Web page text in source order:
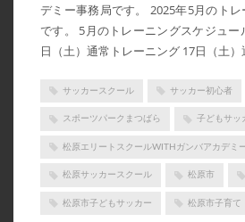
デミー事務局です。 2025年5月のト
です。 5月のトレーニングスケジュー
日（土）通常トレーニング 17日（土）
サッカースクール サッカー初心者
スポーツパークまつばら 子どもサッ
松原エリートスクールWITHガンバアカデミ
松原サッカースクール 松原市
松原市子どもサッカー 松原市子育て